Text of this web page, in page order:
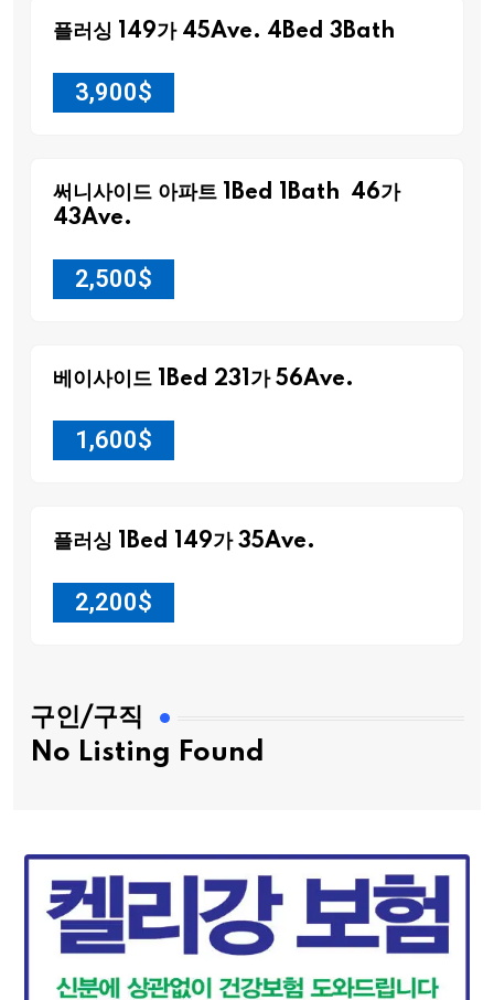
플러싱 149가 45Ave. 4Bed 3Bath
3,900$
써니사이드 아파트 1Bed 1Bath 46가
43Ave.
2,500$
베이사이드 1Bed 231가 56Ave.
1,600$
플러싱 1Bed 149가 35Ave.
2,200$
구인/구직
No Listing Found